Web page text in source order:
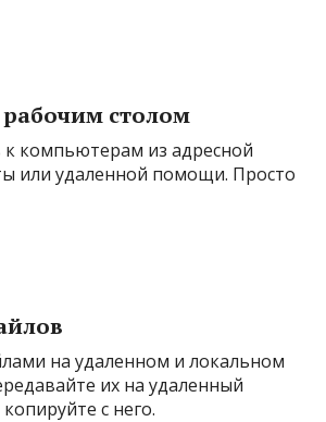
столом
компьютерам из адресной
или удаленной помощи. Просто
на удаленном и локальном
их на удаленный
с него.